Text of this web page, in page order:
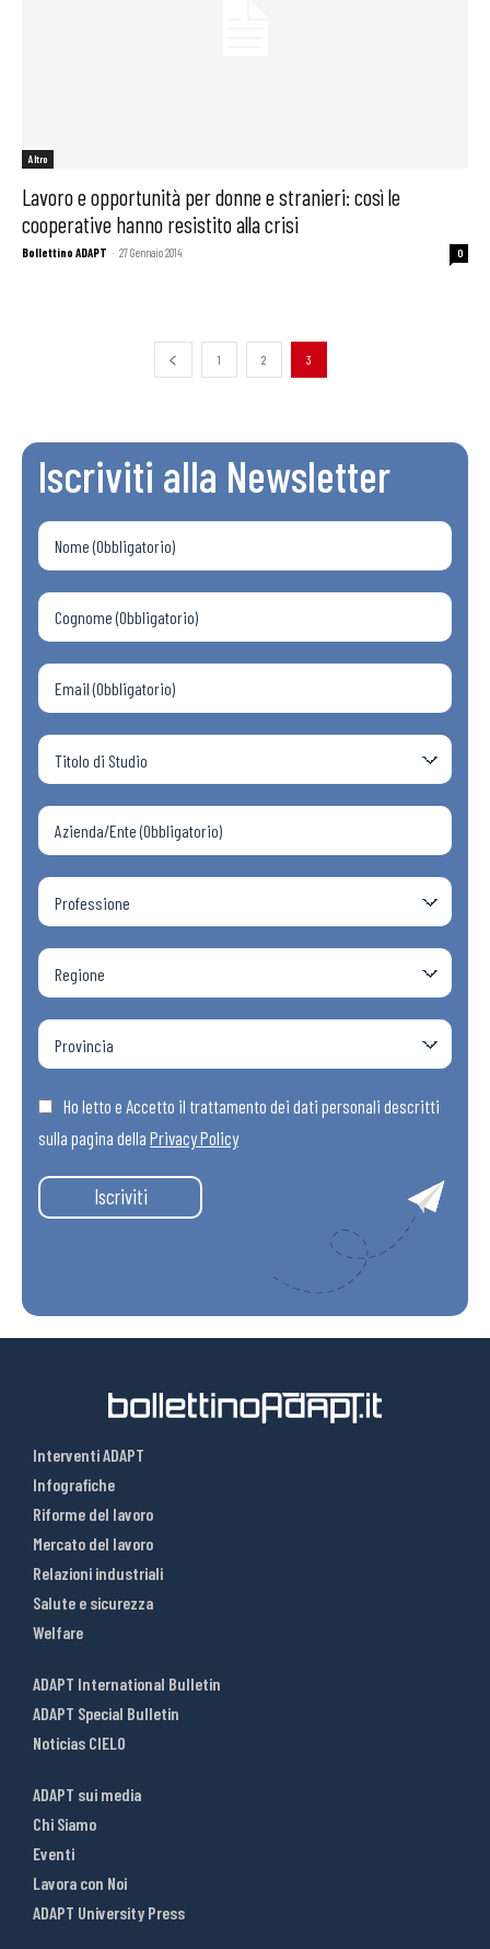
Altro
Lavoro e opportunità per donne e stranieri: così le
cooperative hanno resistito alla crisi
Bollettino ADAPT - 27 Gennaio 2014 0
1 2 3
Iscriviti alla Newsletter
Ho letto e Accetto il trattamento dei dati personali descritti
sulla pagina della Privacy Policy
Iscriviti
Interventi ADAPT
Infografiche
Riforme del lavoro
Mercato del lavoro
Relazioni industriali
Salute e sicurezza
Welfare
ADAPT International Bulletin
ADAPT Special Bulletin
Noticias CIELO
ADAPT sui media
Chi Siamo
Eventi
Lavora con Noi
ADAPT University Press